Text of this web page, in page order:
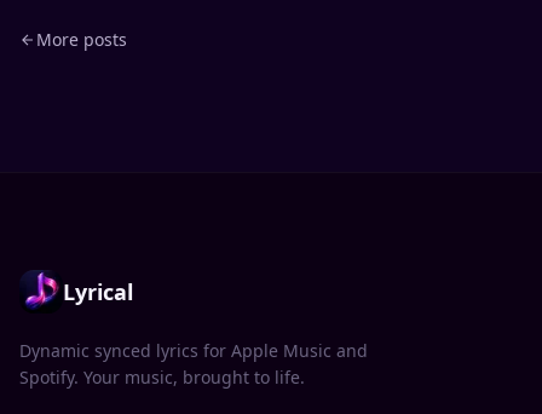
More posts
Lyrical
Dynamic synced lyrics for Apple Music and
Spotify. Your music, brought to life.